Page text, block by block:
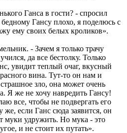
Ганса в гости? - спросил
Гансу плохо, я поделюсь с
ему своих белых кроликов».
- Зачем я только трачу
да все бестолку. Только
увидит теплый очаг, вкусный
вина. Тут-то он нам и
зло, она может очень
Я же не хочу навредить Гансу!
все, чтобы не подвергать его
если Ганс сюда заявится, он
муки удружить. Но мука - это
и не стоит их путать».